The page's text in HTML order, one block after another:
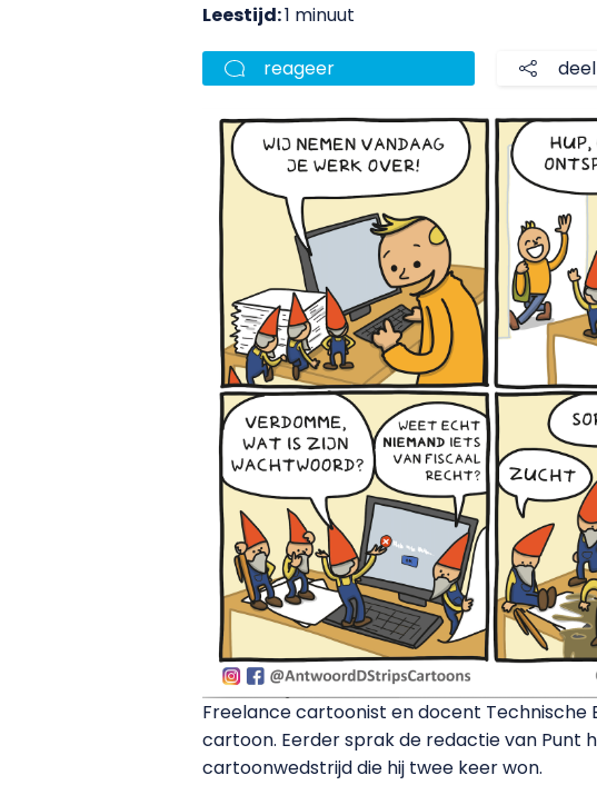
Leestijd:1 minuut
reageer deel
Freelance cartoonist en docent Technische
cartoon. Eerder sprak de redactie van Punt
cartoonwedstrijd die hij twee keer won.